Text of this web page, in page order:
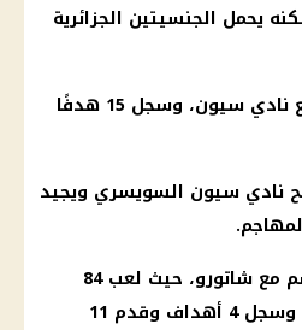
يحمل الجنسيتين الجزائرية
خاض شوارف 98 مباراة مع نادي سيون، وسجل 15 هدفًا
نادي سيون السويسري ويجيد
أمضى شوارف ثلاثة مواسم مع شاتورو، حيث لعب 84
مباراة وساهم بـ15 هدفًا، وسجل 4 أهداف وقدم 11